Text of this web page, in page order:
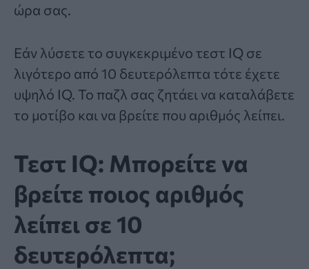
ώρα σας.
Εάν λύσετε το συγκεκριμένο τεστ IQ σε
λιγότερο από 10 δευτερόλεπτα τότε έχετε
υψηλό IQ. Το παζλ σας ζητάει να καταλάβετε
το μοτίβο και να βρείτε που αριθμός λείπει.
Τεστ IQ: Μπορείτε να
βρείτε ποιος αριθμός
λείπει σε 10
δευτερόλεπτα;